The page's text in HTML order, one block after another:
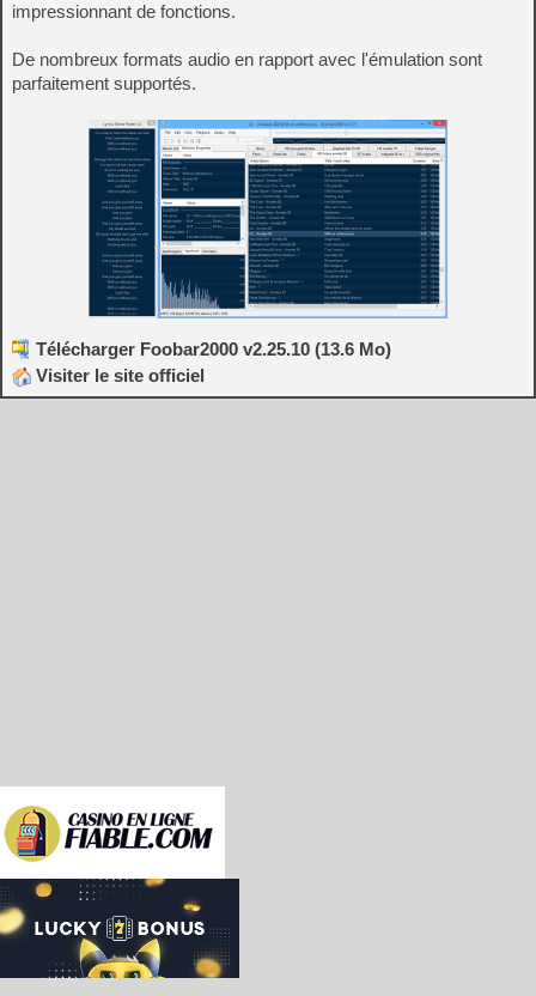
impressionnant de fonctions.
De nombreux formats audio en rapport avec l'émulation sont
parfaitement supportés.
Télécharger Foobar2000 v2.25.10 (13.6 Mo)
Visiter le site officiel